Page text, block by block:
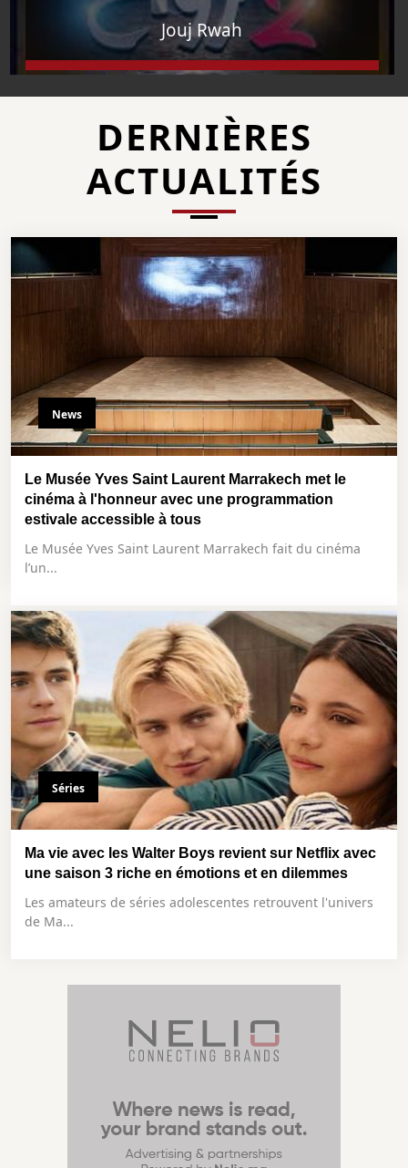
Nod O Nod
DERNIÈRES
ACTUALITÉS
News
Le Musée Yves Saint Laurent Marrakech met le
cinéma à l'honneur avec une programmation
estivale accessible à tous
Le Musée Yves Saint Laurent Marrakech fait du cinéma
l’un...
Séries
Ma vie avec les Walter Boys revient sur Netflix avec
une saison 3 riche en émotions et en dilemmes
Les amateurs de séries adolescentes retrouvent l'univers
de Ma...